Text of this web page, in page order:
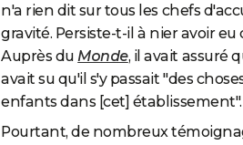
n'a rien dit sur tous les chefs
gravité. Persiste-t-il à nier avoir
Auprès duMonde, il avait assuré
avait su qu'il s'y passait "des
enfants dans [cet] établissement".
Pourtant, de nombreux